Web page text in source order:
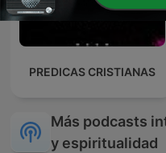
PREDICAS CRISTIANAS
Más podcasts
y espiritualidad